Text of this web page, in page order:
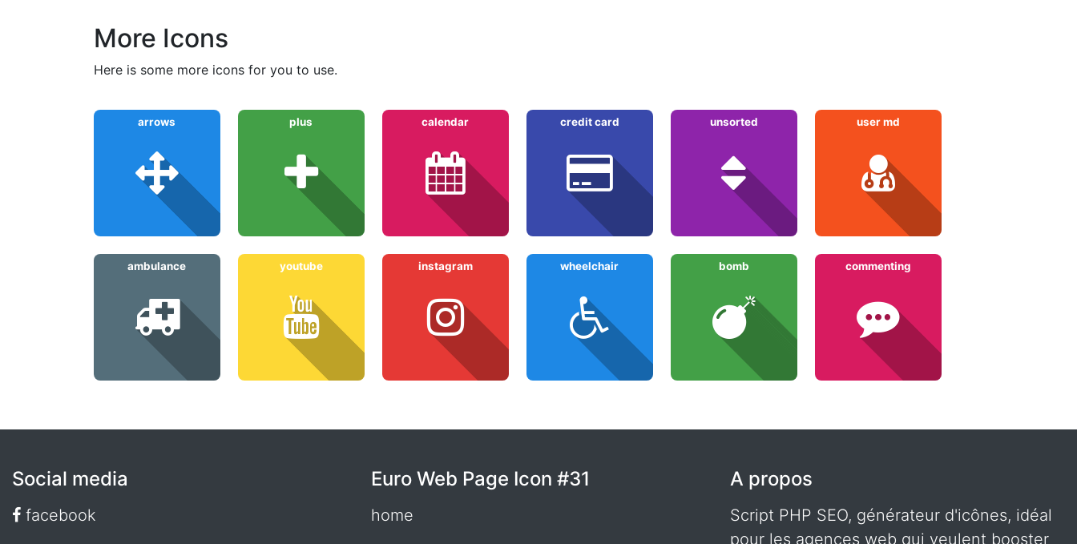
More Icons
here is some more icons for you to use.
arrows plus calendar credit card unsorted user md
ambulance youtube instagram wheelchair bomb commenting
Social media
facebook
Euro Web Page Icon #31
home
A propos
Script PHP SEO, générateur d'icônes, idéal
pour les agences web qui veulent booster